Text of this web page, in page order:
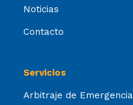
Noticias
Contacto
Servicios
Arbitraje de Emergencia